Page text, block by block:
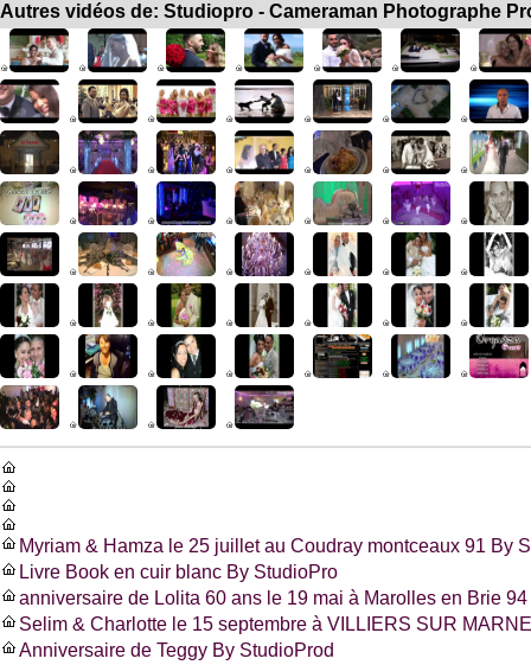
Autres vidéos de: Studiopro - Cameraman Photographe
Myriam & Hamza le 25 juillet au Coudray montceaux 91 By
Livre Book en cuir blanc By StudioPro
anniversaire de Lolita 60 ans le 19 mai à Marolles en Brie 94
Selim & Charlotte le 15 septembre à VILLIERS SUR
Anniversaire de Teggy By StudioProd